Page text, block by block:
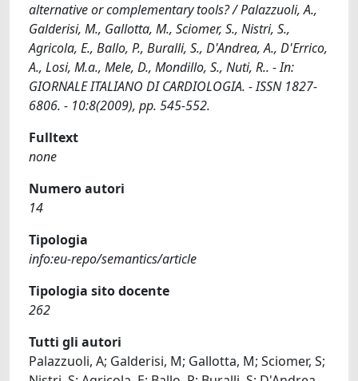
alternative or complementary tools? / Palazzuoli, A.,
Galderisi, M., Gallotta, M., Sciomer, S., Nistri, S.,
Agricola, E., Ballo, P., Buralli, S., D'Andrea, A., D'Errico,
A., Losi, M.a., Mele, D., Mondillo, S., Nuti, R.. - In:
GIORNALE ITALIANO DI CARDIOLOGIA. - ISSN 1827-
6806. - 10:8(2009), pp. 545-552.
Fulltext
none
Numero autori
14
Tipologia
info:eu-repo/semantics/article
Tipologia sito docente
262
Tutti gli autori
Palazzuoli, A; Galderisi, M; Gallotta, M; Sciomer, S;